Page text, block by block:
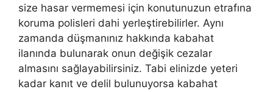
size hasar vermemesi için konutunuzun etrafına
koruma polisleri dahi yerleştirebilirler. Aynı
zamanda düşmanınız hakkında kabahat
ilanında bulunarak onun değişik cezalar
almasını sağlayabilirsiniz. Tabi elinizde yeteri
kadar kanıt ve delil bulunuyorsa kabahat